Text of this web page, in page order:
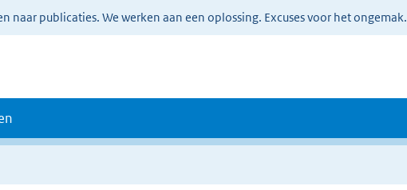
naar publicaties. We werken aan een oplossing. Excuses voor het ongemak.